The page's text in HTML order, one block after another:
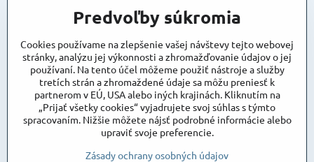
Kuriér DPD , Geis
Cena za dopravu:
Maxstore
Bratislavská 79
Areál Satina
90201 Pezinok
vjazd do areálu z Bratislavskej ulice
Súradnice pre GPS:
48°16'48.83"N, 17°15'39.45"E
Predvoľby súkromia
Cookies používame na zlepšenie vašej návštevy tejto webovej
stránky, analýzu jej výkonnosti a zhromažďovanie údajov o jej
používaní. Na tento účel môžeme použiť nástroje a služby
tretích strán a zhromaždené údaje sa môžu preniesť k
partnerom v EÚ, USA alebo iných krajinách. Kliknutím na
„Prijať všetky cookies“ vyjadrujete svoj súhlas s týmto
spracovaním. Nižšie môžete nájsť podrobné informácie alebo
upraviť svoje preferencie.
Zásady ochrany osobných údajov